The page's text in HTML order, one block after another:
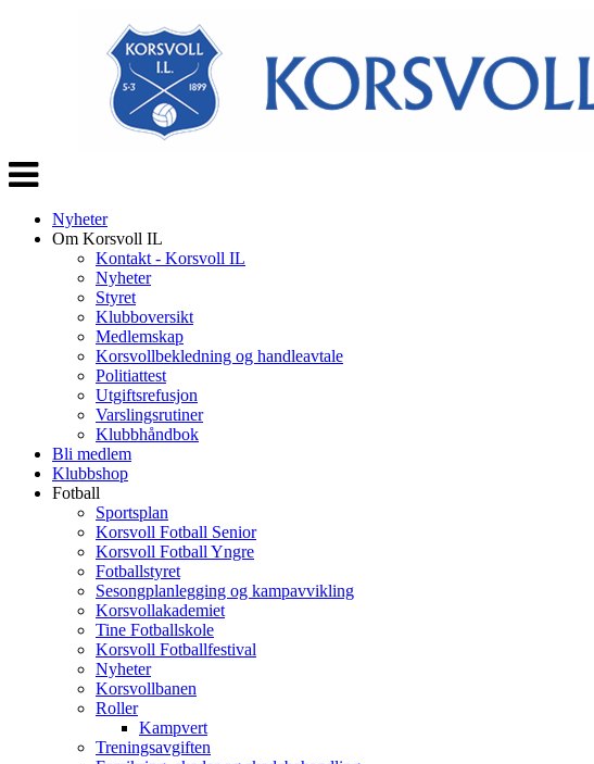
Veksle
navigasjon
Nyheter
Om Korsvoll IL
Kontakt - Korsvoll IL
Nyheter
Styret
Klubboversikt
Medlemskap
Korsvollbekledning og handleavtale
Politiattest
Utgiftsrefusjon
Varslingsrutiner
Klubbhåndbok
Bli medlem
Klubbshop
Fotball
Sportsplan
Korsvoll Fotball Senior
Korsvoll Fotball Yngre
Fotballstyret
Sesongplanlegging og kampavvikling
Korsvollakademiet
Tine Fotballskole
Korsvoll Fotballfestival
Nyheter
Korsvollbanen
Roller
Kampvert
Treningsavgiften